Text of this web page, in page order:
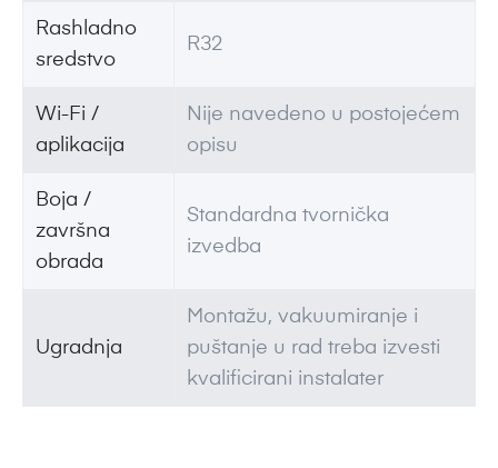
Rashladno
sredstvo
R32
Wi-Fi /
aplikacija
Nije navedeno u postojećem
opisu
Boja /
završna
obrada
Standardna tvornička
izvedba
Ugradnja
Montažu, vakuumiranje i
puštanje u rad treba izvesti
kvalificirani instalater